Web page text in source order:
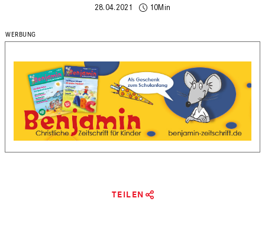
28.04.2021
10Min
TEILEN